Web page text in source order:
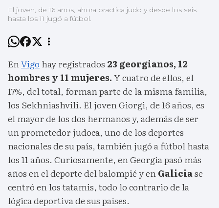
El joven, de 16 años, ahora practica judo y desde los seis
hasta los 11 jugó a fútbol.
EnVigo hay registrados 23 georgianos, 12
hombres y 11 mujeres.Y cuatro de ellos, el
17%, del total, forman parte de la misma familia,
los Sekhniashvili. El joven Giorgi, de 16 años, es
el mayor de los dos hermanos y, además de ser
un prometedor judoca, uno de los deportes
nacionales de su país, también jugó a fútbol hasta
los 11 años. Curiosamente, en Georgia pasó más
años en el deporte del balompié y enGaliciase
centró en los tatamis, todo lo contrario de la
lógica deportiva de sus países.